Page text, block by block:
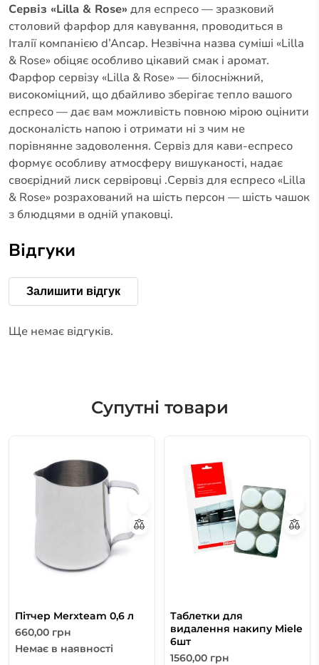
Сервіз «Lilla & Rose» для еспресо — зразковий
столовий фарфор для кавування, проводиться в
Італії компанією d’Ancap. Незвічна назва суміші «Lilla
& Rose» обіцяє особливо цікавий смак і аромат.
Фарфор сервізу «Lilla & Rose» — білосніжний,
високоміцний, що дбайливо зберігає тепло вашого
еспресо — дає вам можливість повною мірою оцінити
досконалість напою і отримати ні з чим не
порівнянне задоволення. Сервіз для кави-еспресо
формує особливу атмосферу вишуканості, надає
своєрідний лиск сервіровці .Сервіз для еспресо «Lilla
& Rose» розрахований на шість персон — шість чашок
з блюдцями в одній упаковці.
Відгуки
Залишити відгук
Ще немає відгуків.
Супутні товари
Пітчер Merxteam 0,6 л
660,00 грн
Немає в наявності
Таблетки для
видалення накипу Miele
6шт
1560,00 грн